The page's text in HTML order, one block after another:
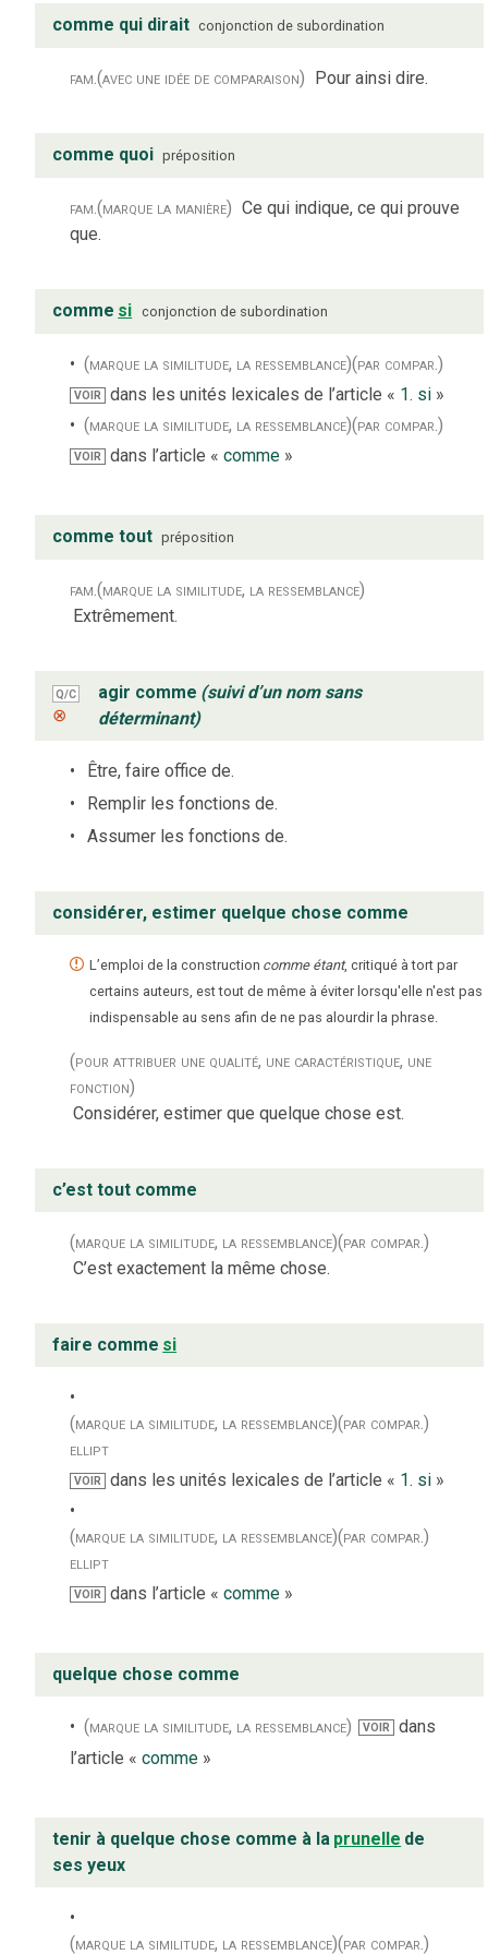
comme qui dirait conjonction de subordination
fam.(avec une idée de comparaison) Pour ainsi dire.
comme quoi préposition
fam.(marque la manière) Ce qui indique, ce qui prouve
que.
comme si conjonction de subordination
(marque la similitude, la ressemblance)(par compar.)
VOIR dans les unités lexicales de l’article « 1. si »
(marque la similitude, la ressemblance)(par compar.)
VOIR dans l’article «comme »
comme tout préposition
fam.(marque la similitude, la ressemblance)
Extrêmement.
Q/C
⊗
agir comme (suivi d’un nom sans
déterminant)
Être, faire office de.
Remplir les fonctions de.
Assumer les fonctions de.
considérer, estimer quelque chose comme
L’emploi de la construction comme étant, critiqué à tort par
certains auteurs, est tout de même à éviter lorsqu'elle n'est pas
indispensable au sens afin de ne pas alourdir la phrase.
(pour attribuer une qualité, une caractéristique, une
fonction)
Considérer, estimer que quelque chose est.
c’est tout comme
(marque la similitude, la ressemblance)(par compar.)
C’est exactement la même chose.
faire comme si
(marque la similitude, la ressemblance)(par compar.)
ellipt
VOIR dans les unités lexicales de l’article « 1. si »
(marque la similitude, la ressemblance)(par compar.)
ellipt
VOIR dans l’article «comme »
quelque chose comme
(marque la similitude, la ressemblance) VOIR dans
l’article « comme »
tenir à quelque chose comme à la prunelle de
ses yeux
(marque la similitude, la ressemblance)(par compar.)